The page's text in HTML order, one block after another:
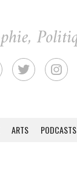
ARTS PODCASTS